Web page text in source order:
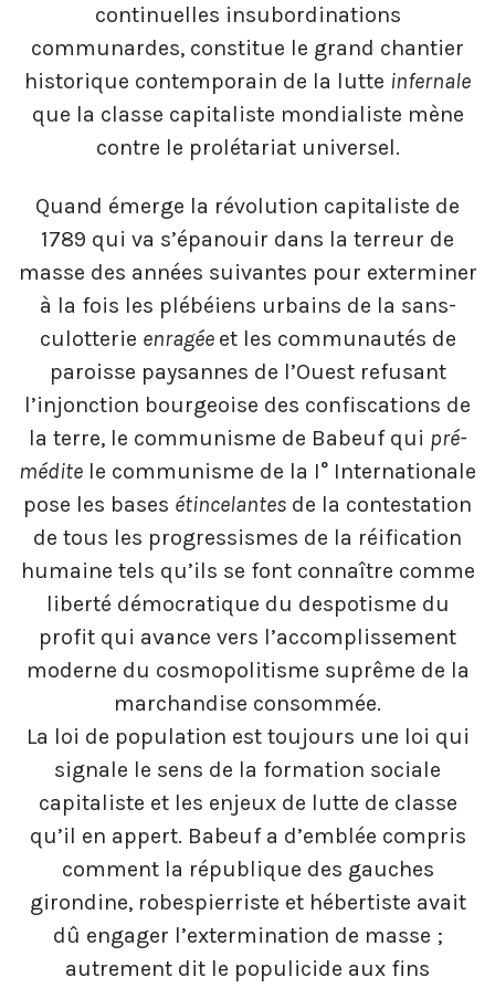
continuelles insubordinations
communardes, constitue le grand chantier
historique contemporain de la lutte infernale
que la classe capitaliste mondialiste mène
contre le prolétariat universel.
Quand émerge la révolution capitaliste de
1789 qui va s’épanouir dans la terreur de
masse des années suivantes pour exterminer
à la fois les plébéiens urbains de la sans-
culotterie enragée et les communautés de
paroisse paysannes de l’Ouest refusant
l’injonction bourgeoise des confiscations de
la terre, le communisme de Babeuf qui pré-
médite le communisme de la I° Internationale
pose les bases étincelantes de la contestation
de tous les progressismes de la réification
humaine tels qu’ils se font connaître comme
liberté démocratique du despotisme du
profit qui avance vers l’accomplissement
moderne du cosmopolitisme suprême de la
marchandise consommée.
La loi de population est toujours une loi qui
signale le sens de la formation sociale
capitaliste et les enjeux de lutte de classe
qu’il en appert. Babeuf a d’emblée compris
comment la république des gauches
girondine, robespierriste et hébertiste avait
dû engager l’extermination de masse ;
autrement dit le populicide aux fins